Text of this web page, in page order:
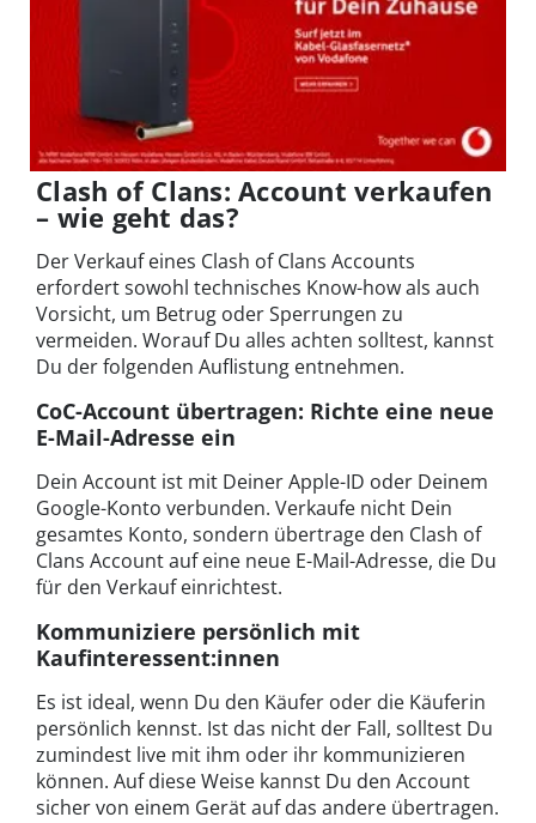
Clash of Clans: Account verkaufen
– wie geht das?
Der Verkauf eines Clash of Clans Accounts
erfordert sowohl technisches Know-how als auch
Vorsicht, um Betrug oder Sperrungen zu
vermeiden. Worauf Du alles achten solltest, kannst
Du der folgenden Auflistung entnehmen.
CoC-Account übertragen: Richte eine neue
E-Mail-Adresse ein
Dein Account ist mit Deiner Apple-ID oder Deinem
Google-Konto verbunden. Verkaufe nicht Dein
gesamtes Konto, sondern übertrage den Clash of
Clans Account auf eine neue E-Mail-Adresse, die Du
für den Verkauf einrichtest.
Kommuniziere persönlich mit
Kaufinteressent:innen
Es ist ideal, wenn Du den Käufer oder die Käuferin
persönlich kennst. Ist das nicht der Fall, solltest Du
zumindest live mit ihm oder ihr kommunizieren
können. Auf diese Weise kannst Du den Account
sicher von einem Gerät auf das andere übertragen.